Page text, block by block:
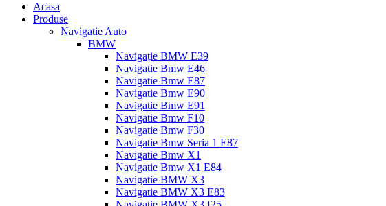
Acasa
Produse
Navigatie Auto
BMW
Navigație BMW E39
Navigatie Bmw E46
Navigatie Bmw E87
Navigatie Bmw E90
Navigatie Bmw E91
Navigatie Bmw F10
Navigatie Bmw F30
Navigatie Bmw Seria 1 E87
Navigatie Bmw X1
Navigatie Bmw X1 E84
Navigatie BMW X3
Navigatie BMW X3 E83